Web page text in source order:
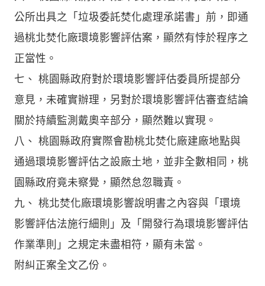
公所出具之「垃圾委託焚化處理承諾書」前，即通
過桃北焚化廠環境影響評估案，顯然有悖於程序之
正當性。
七、 桃園縣政府對於環境影響評估委員所提部分
意見，未確實辦理，另對於環境影響評估審查結論
關於持續監測戴奧辛部分，顯然難以實現。
八、 桃園縣政府實際會勘桃北焚化廠建廠地點與
通過環境影響評估之設廠土地，並非全數相同，桃
園縣政府竟未察覺，顯然怠忽職責。
九、 桃北焚化廠環境影響說明書之內容與「環境
影響評估法施行細則」及「開發行為環境影響評估
作業準則」之規定未盡相符，顯有未當。
附糾正案全文乙份。